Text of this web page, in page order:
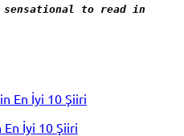
sensational to read in
En İyi 10 Şiiri
En İyi 10 Şiiri